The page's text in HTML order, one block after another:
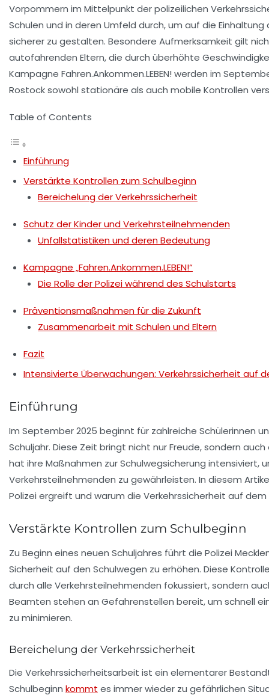
Vorpommern im Mittelpunkt der polizeilichen
Schulen und in deren Umfeld durch, um auf die Einhaltung
sicherer zu gestalten. Besondere Aufmerksamkeit gilt
autofahrenden Eltern, die durch überhöhte
Kampagne Fahren.Ankommen.LEBEN! werden im
Rostocksowohl stationäre als auch mobile Kontrollen
Table of Contents
Einführung
Verstärkte Kontrollen zum Schulbeginn
Bereichelung der Verkehrssicherheit
Schutz der Kinder und Verkehrsteilnehmenden
Unfallstatistiken und deren Bedeutung
Kampagne „Fahren.Ankommen.LEBEN!“
Die Rolle der Polizei während des Schulstarts
Präventionsmaßnahmen für die Zukunft
Zusammenarbeit mit Schulen und Eltern
Fazit
Intensivierte Überwachungen: Verkehrssicherheit auf
Einführung
Im September 2025 beginnt für zahlreiche Schülerinnen
Schuljahr. Diese Zeit bringt nicht nur Freude, sondern
hat ihre Maßnahmen zur Schulwegsicherung intensiviert,
Verkehrsteilnehmenden zu gewährleisten. In diesem
Polizei ergreift und warum die Verkehrssicherheit auf
Verstärkte Kontrollen zum Schulbeginn
Zu Beginn eines neuen Schuljahres führt die Polizei
Sicherheit auf den Schulwegen zu erhöhen. Diese
durch alle Verkehrsteilnehmenden fokussiert, sondern
Beamten stehen an Gefahrenstellen bereit, um schnell
zu minimieren.
Bereichelung der Verkehrssicherheit
Die Verkehrssicherheitsarbeit ist ein elementarer
Schulbeginn kommt es immer wieder zu gefährlichen